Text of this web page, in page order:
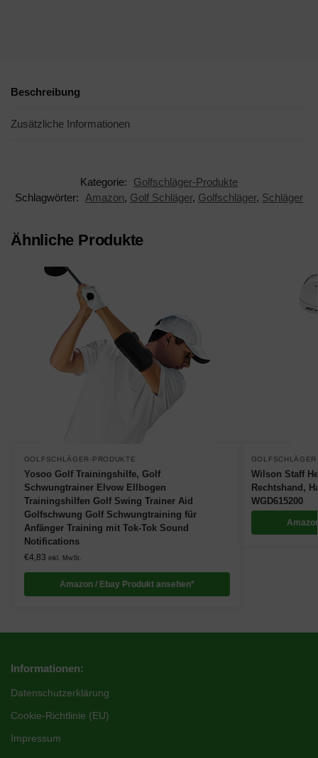
Beschreibung
Zusätzliche Informationen
Kategorie:
Golfschläger-Produkte
Schlagwörter:
Amazon, Golf Schläger, Golfschläger, Schläger
Ähnliche Produkte
GOLFSCHLÄGER-PRODUKTE
Yosoo Golf Trainingshilfe, Golf
Schwungtrainer Elvow Ellbogen
Trainingshilfen Golf Swing Trainer Aid
Golfschwung Golf Schwungtraining für
Anfänger Training mit Tok-Tok Sound
Notifications
€4,83 inkl. MwSt.
Amazon / Ebay Produkt ansehen*
Wilson Staff
Rechtshand,
WGD615200
Informationen:
Datenschutzerklärung
Cookie-Richtlinie (EU)
Impressum